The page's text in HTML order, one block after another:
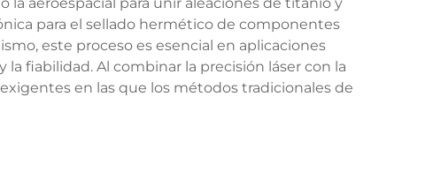
para el sellado hermético de componentes
este proceso es esencial en aplicaciones
fiabilidad. Al combinar la precisión láser con la
en las que los métodos tradicionales de